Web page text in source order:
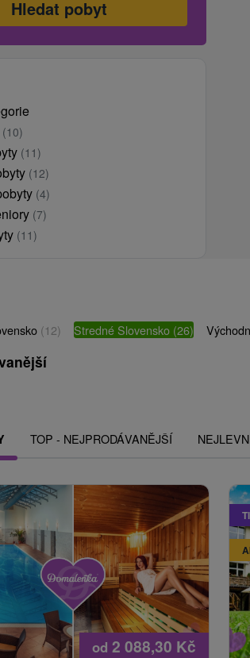
(10)
(11)
(12)
(4)
(7)
(11)
(12) Stredné Slovensko (26)
TOP - NEJPRODÁVANĚJŠÍ
od 2 088,30 Kč